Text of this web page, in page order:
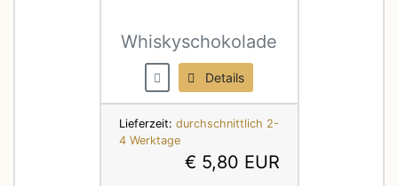
Whiskyschokolade
Details
Lieferzeit: durchschnittlich 2-
4 Werktage
€ 5,80 EUR